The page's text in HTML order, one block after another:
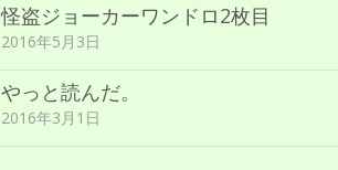
怪盗ジョーカーワンドロ2枚目
2016年5月3日
やっと読んだ。
2016年3月1日